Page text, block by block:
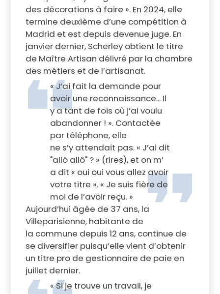
des décorations à faire ». En 2024, elle
termine deuxième d’une compétition à
Madrid et est depuis devenue juge. En
janvier dernier, Scherley obtient le titre
de Maître Artisan délivré par la chambre
des métiers et de l’artisanat.
« J’ai fait la demande pour
avoir une reconnaissance... Il
y a tant de fois où j’ai voulu
abandonner ! ». Contactée
par téléphone, elle
ne s’y attendait pas. « J’ai dit
"allô allô" ? » (rires), et on m’
a dit « oui oui vous allez avoir
votre titre ». « Je suis fière de
moi de l’avoir reçu. »
Aujourd’hui âgée de 37 ans, la
Villeparisienne, habitante de
la commune depuis 12 ans, continue de
se diversifier puisqu’elle vient d’obtenir
un titre pro de gestionnaire de paie en
juillet dernier.
« Si je trouve un travail, je